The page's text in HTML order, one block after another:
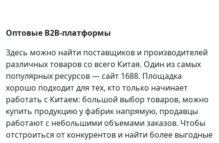
Оптовые B2B-платформы
Здесь можно найти поставщиков и производителей
различных товаров со всего Китая. Один из самых
популярных ресурсов — сайт 1688. Площадка
хорошо подходит для тех, кто только начинает
работать с Китаем: большой выбор товаров, можно
купить продукцию у фабрик напрямую, продавцы
работают с небольшими объемами заказов. Чтобы
отстроиться от конкурентов и найти более выгодные